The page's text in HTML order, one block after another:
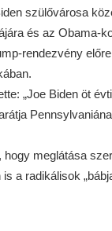
szülővárosa
és az Obama-
rendezvény
„Joe Biden öt
meglátása
a radikálisok